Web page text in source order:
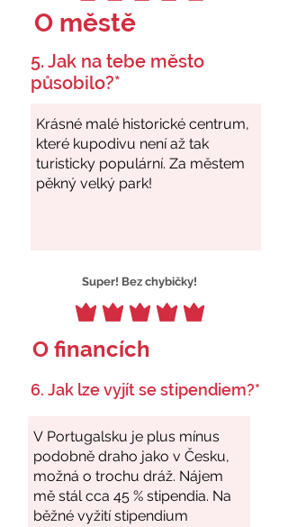
O městě
5. Jak na tebe město
působilo?*
Super! Bez chybičky!
O financích
6. Jak lze vyjít se stipendiem?*